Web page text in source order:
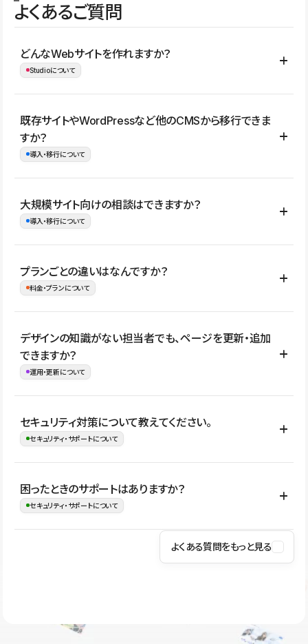
よくあるご質問
どんなWebサイトを作れますか？
Studioについて
コーポレートサイト、サービスサイト、LP、採用サイト、ブロ
グ・メディア、イベントサイト、店舗・商品紹介サイト、ポートフ
ォリオなど幅広く制作できます。
既存サイトやWordPressなど他のCMSから移行できま
すか？
導入・移行について
はい。既存サイトの構成やコンテンツ、URLを整理したうえで、
Studio上に再構築する形で移行できます。 WordPressの場合は、
イト全体のデザインや設定がそのまま移行されるわけではないた
め、移行後にページ構成やデザイン、CMS設計、URL・リダイレク
大規模サイト向けの相談はできますか？
導入・移行について
はい。アクセス規模が大きいサイトや、複数部門での運用、権限管
理、セキュリティ確認、既存システムとの連携など、個別の要件が
ない段階でも、お問い合わせください。
お問合せはこちら
プランごとの違いはなんですか？
料金・プランについて
公開ページ数、バージョン履歴の期間、CMS利用数の上限、権限
管理の有無などがプランごとに異なります。詳しくは料金プランペ
ージをご覧ください。
デザインの知識がない担当者でも、ページを更新・追加
できますか？
運用・更新について
はい。CMSやコンポーネントを活用して更新範囲を設計しておく
ことで、デザインを崩しにくい状態で運用できます。 さらにコン
ながらレイアウトに影響を与えずに更新作業を進めやすくなりま
す。
セキュリティ対策について教えてください。
セキュリティ・サポートについて
Studioでは、公開サイトやサービスを安全に利用できるよう、通信
の暗号化、データ保護、アクセス管理、脆弱性対策など、複数の観
はSSL/TLSによる通信暗号化に対応しており、悪質なスクリプトの
困ったときのサポートはありますか？
セキュリティ・サポートについて
操作方法や機能については、ヘルプセンターでご確認いただけま
ユーザー同士で質問・相談できるコミュニティもご利用ください。
よくある質問をもっと見る